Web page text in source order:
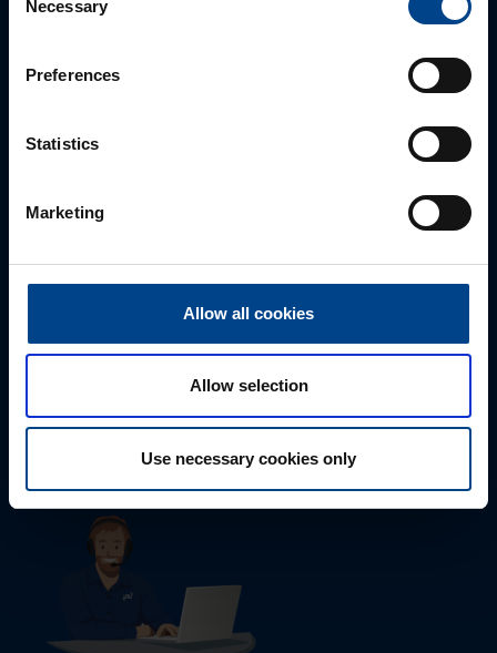
Selection
Necessary
Preferences
Statistics
Marketing
Allow all cookies
Allow selection
Use necessary cookies only
Autamme mielellämme, jotta löydämme sinulle
Tekninen tuki
tuki@utuautomation.fi